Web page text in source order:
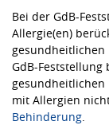
Bei der GdB-
Allergie(en)
gesundheitlichen
GdB-
gesundheitlichen
mit Allergien
Behinderung